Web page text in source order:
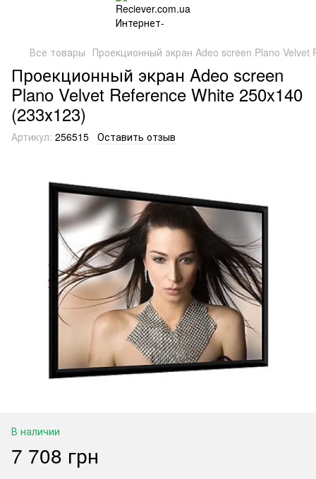
Все товары Проекционный экран Adeo screen Plano Velvet
Проекционный экран Adeo screen
Plano Velvet Reference White 250x140
(233х123)
Артикул: 256515 Оставить отзыв
В наличии
7 708 грн